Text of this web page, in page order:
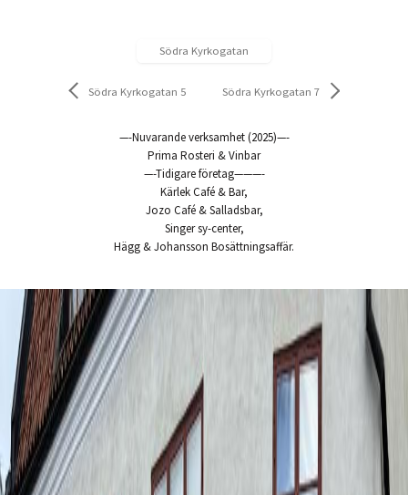
Södra Kyrkogatan 5
Södra Kyrkogatan
Södra Kyrkogatan 7
—-Nuvarande verksamhet (2025)—-
Prima Rosteri & Vinbar
—-Tidigare företag———-
Kärlek Café & Bar,
Jozo Café & Salladsbar,
Singer sy-center,
Hägg & Johansson Bosättningsaffär.